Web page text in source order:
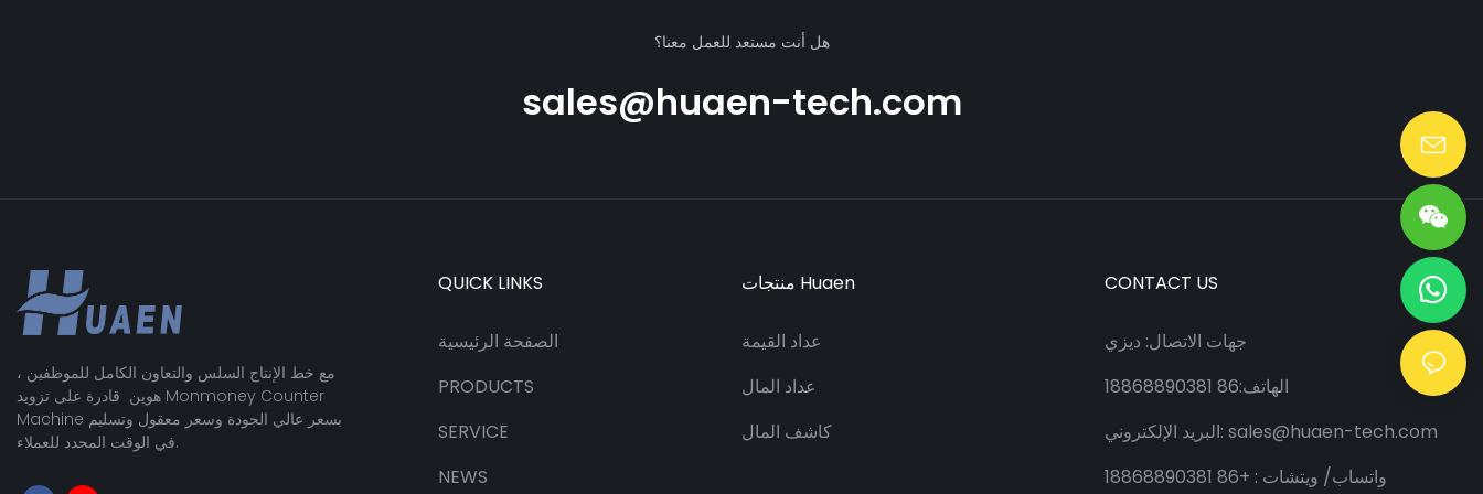
هل أنت مستعد للعمل معنا؟
sales@huaen-tech.com
مع خط الإنتاج السلس والتعاون الكامل للموظفين ،
هوين قادرة على تزويد Monmoney Counter
Machine بسعر عالي الجودة وسعر معقول وتسليم
في الوقت المحدد للعملاء.
QUICK LINKS
الصفحة الرئيسية
PRODUCTS
SERVICE
NEWS
منتجات Huaen
عداد القيمة
عداد المال
كاشف المال
CONTACT US
جهات الاتصال: ديزي
الهاتف:86 18868890381
البريد الإلكتروني: sales@huaen-tech.com
واتساب/ ويتشات : +86 18868890381